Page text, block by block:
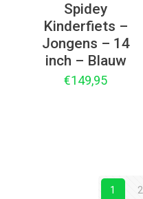
Spidey
Kinderfiets –
Jongens – 14
inch – Blauw
€149,95
1 2